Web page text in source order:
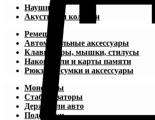
Наушники
Акустика и колонки
Ремешки
Автомобильные аксессуары
Клавиатуры, мышки, стилусы
Накопители и карты памяти
Рюкзаки, сумки и аксессуары
Моноподы
Стабилизаторы
Держатели авто
Подставки